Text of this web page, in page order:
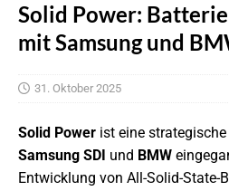
Solid Power:
mit Samsung und
31. Oktober 2025
Solid Power ist eine
Samsung SDI und BMW
Entwicklung von All-Solid-State-